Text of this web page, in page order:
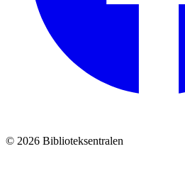
© 2026 Biblioteksentralen